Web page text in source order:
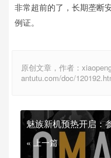
非常超前的了，长期垄断
例证。
原创文章，作者：
antutu.com/doc/
魅族新机预热开启：
« 上一篇